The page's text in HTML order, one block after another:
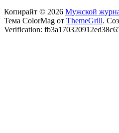
Копирайт © 2026 Мужской
Тема ColorMag от ThemeGrill.
Verification: